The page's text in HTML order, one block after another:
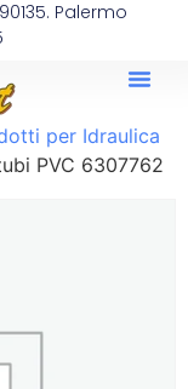
Palermo
per Idraulica
PVC 6307762